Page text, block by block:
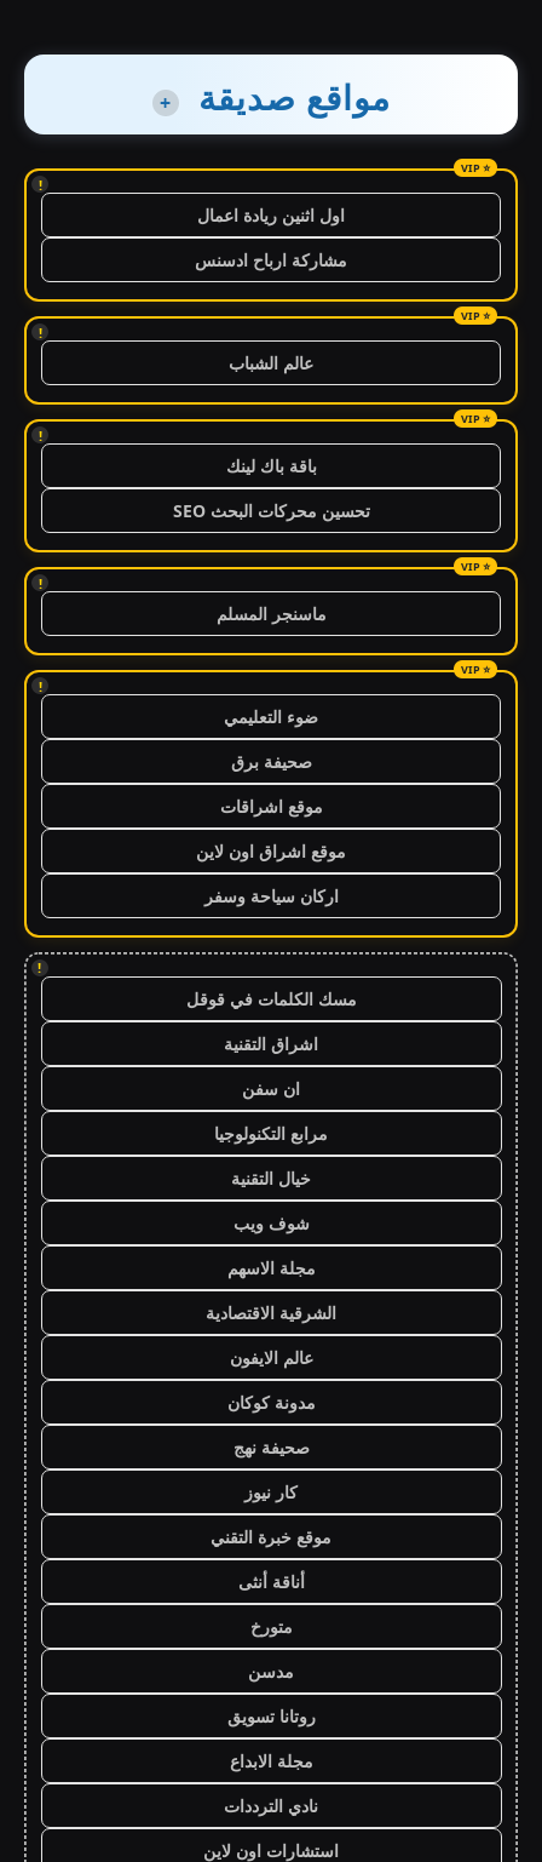
مواقع صديقة +
!
اول اثنين ريادة اعمال
مشاركة ارباح ادسنس
!
عالم الشباب
!
باقة باك لينك
تحسين محركات البحث SEO
!
ماسنجر المسلم
!
ضوء التعليمي
صحيفة برق
موقع اشراقات
موقع اشراق اون لاين
اركان سياحة وسفر
!
مسك الكلمات في قوقل
اشراق التقنية
ان سفن
مرابع التكنولوجيا
خيال التقنية
شوف ويب
مجلة الاسهم
الشرقية الاقتصادية
عالم الايفون
مدونة كوكان
صحيفة نهج
كار نيوز
موقع خبرة التقني
أناقة أنثى
متورخ
مدسن
روتانا تسويق
مجلة الابداع
نادي الترددات
استشارات اون لاين